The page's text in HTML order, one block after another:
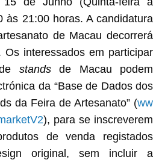
às 21:00 horas. A candidatura
de Macau decorrerá
interessados em participar
standsde Macau podem
da “Base de Dados dos
da Feira de Artesanato” (ww
), para se inscreverem
de venda registados
original, sem incluir a